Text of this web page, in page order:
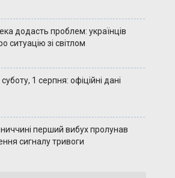
додасть проблем: українців
ситуацію зі світлом
1 серпня: офіційні дані
перший вибух пролунав
сигналу тривоги